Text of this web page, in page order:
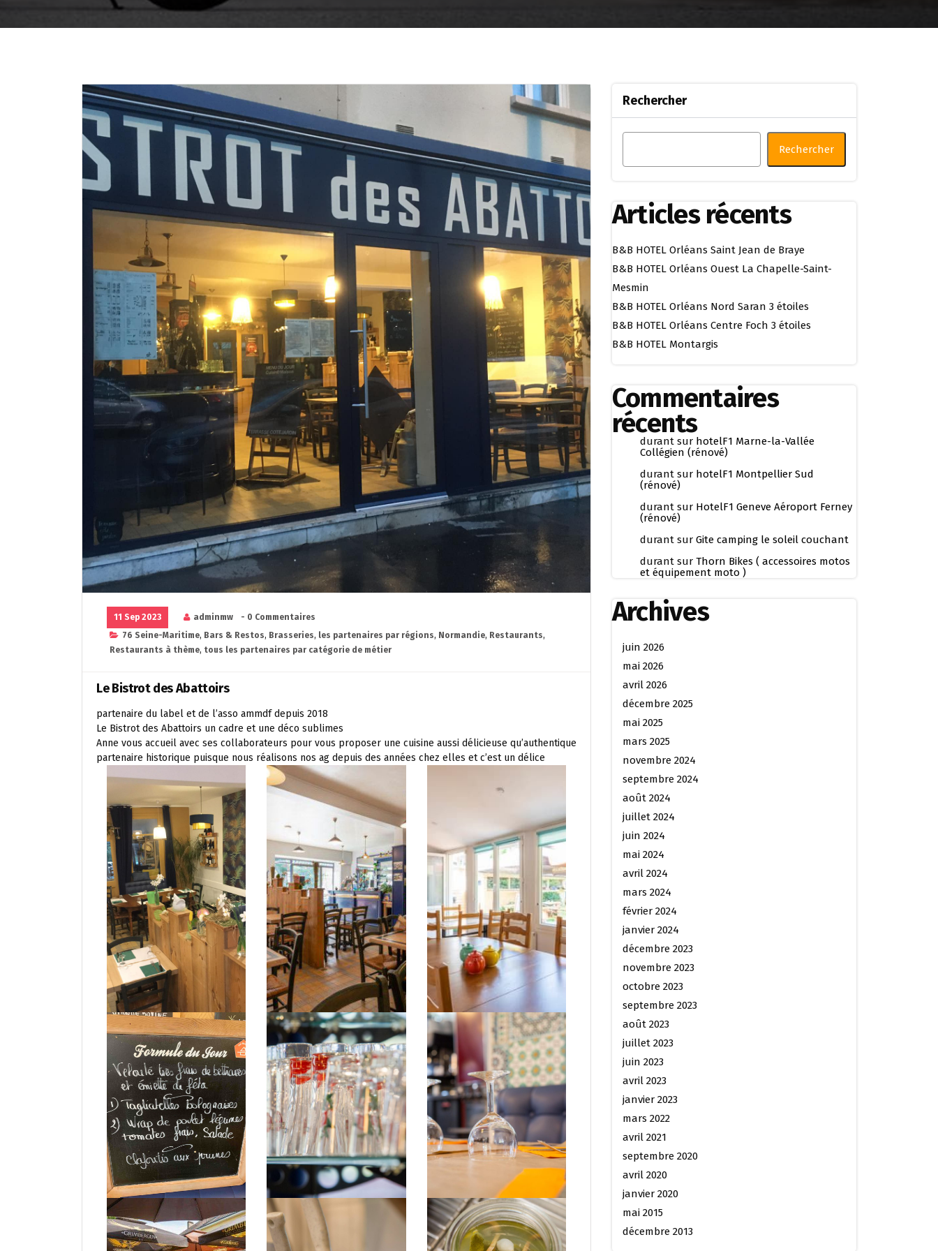
11 Sep 2023 adminmw
- 0 Commentaires
76 Seine-Maritime, Bars & Restos, Brasseries, les partenaires par régions, Normandie, Restaurants,
Restaurants à thème, tous les partenaires par catégorie de métier
Le Bistrot des Abattoirs
partenaire du label et de l’asso ammdf depuis 2018
Le Bistrot des Abattoirs un cadre et une déco sublimes
Anne vous accueil avec ses collaborateurs pour vous proposer une cuisine aussi délicieuse qu’authentique
partenaire historique puisque nous réalisons nos ag depuis des années chez elles et c’est un délice
Rechercher
Rechercher
Articles récents
B&B HOTEL Orléans Saint Jean de Braye
B&B HOTEL Orléans Ouest La Chapelle-Saint-
Mesmin
B&B HOTEL Orléans Nord Saran 3 étoiles
B&B HOTEL Orléans Centre Foch 3 étoiles
B&B HOTEL Montargis
Commentaires
récents
durant sur hotelF1 Marne-la-Vallée
Collégien (rénové)
durant sur hotelF1 Montpellier Sud
(rénové)
durant sur HotelF1 Geneve Aéroport Ferney
(rénové)
durant sur Gite camping le soleil couchant
durant sur Thorn Bikes ( accessoires motos
et équipement moto )
Archives
juin 2026
mai 2026
avril 2026
décembre 2025
mai 2025
mars 2025
novembre 2024
septembre 2024
août 2024
juillet 2024
juin 2024
mai 2024
avril 2024
mars 2024
février 2024
janvier 2024
décembre 2023
novembre 2023
octobre 2023
septembre 2023
août 2023
juillet 2023
juin 2023
avril 2023
janvier 2023
mars 2022
avril 2021
septembre 2020
avril 2020
janvier 2020
mai 2015
décembre 2013